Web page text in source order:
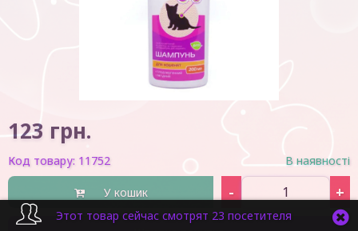
123 грн.
Код товару: 11752 В наявності
У кошик - +
Этот товар сейчас смотрят 23 посетителя